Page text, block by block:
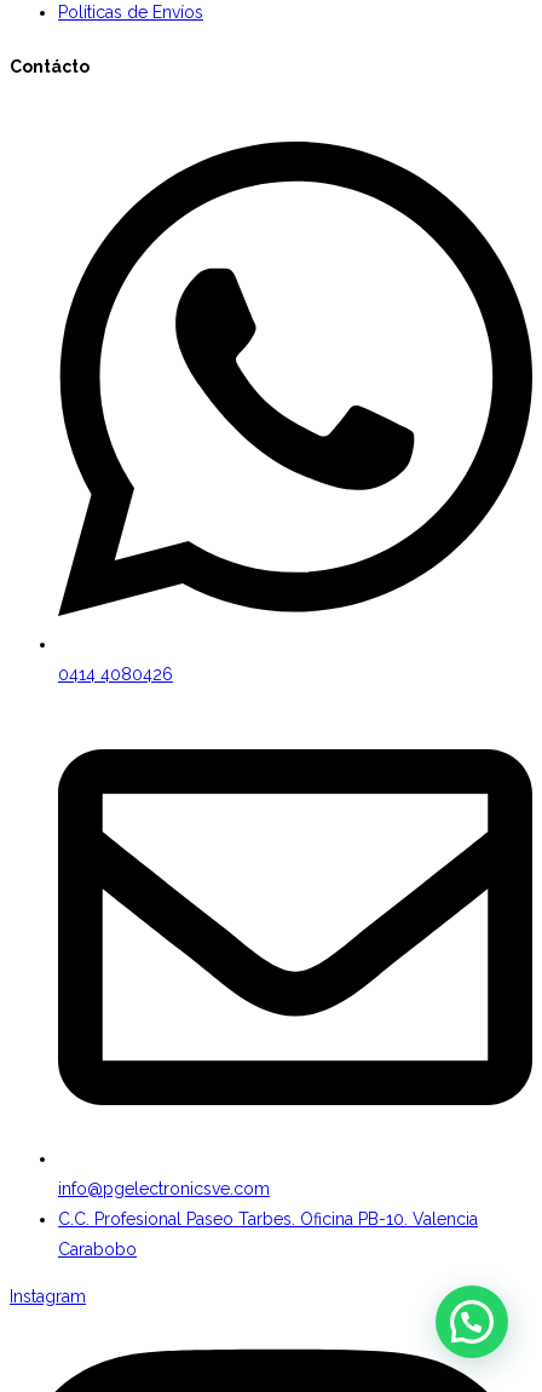
Políticas de Envíos
Contácto
0414 4080426
info@pgelectronicsve.com
C.C. Profesional Paseo Tarbes. Oficina PB-10. Valencia
Carabobo
Instagram